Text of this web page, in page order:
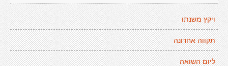
ויקץ משנתו
תקווה אחרונה
ליום השואה